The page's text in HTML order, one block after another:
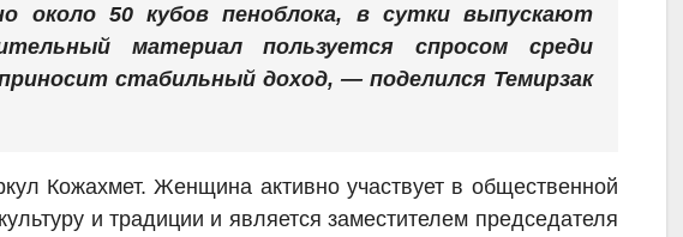
около 50 кубов пеноблока, в сутки выпускают
материал пользуется спросом среди
стабильный доход, — поделился Темирзак
Кожахмет. Женщина активно участвует в общественной
и традиции и является заместителем председателя